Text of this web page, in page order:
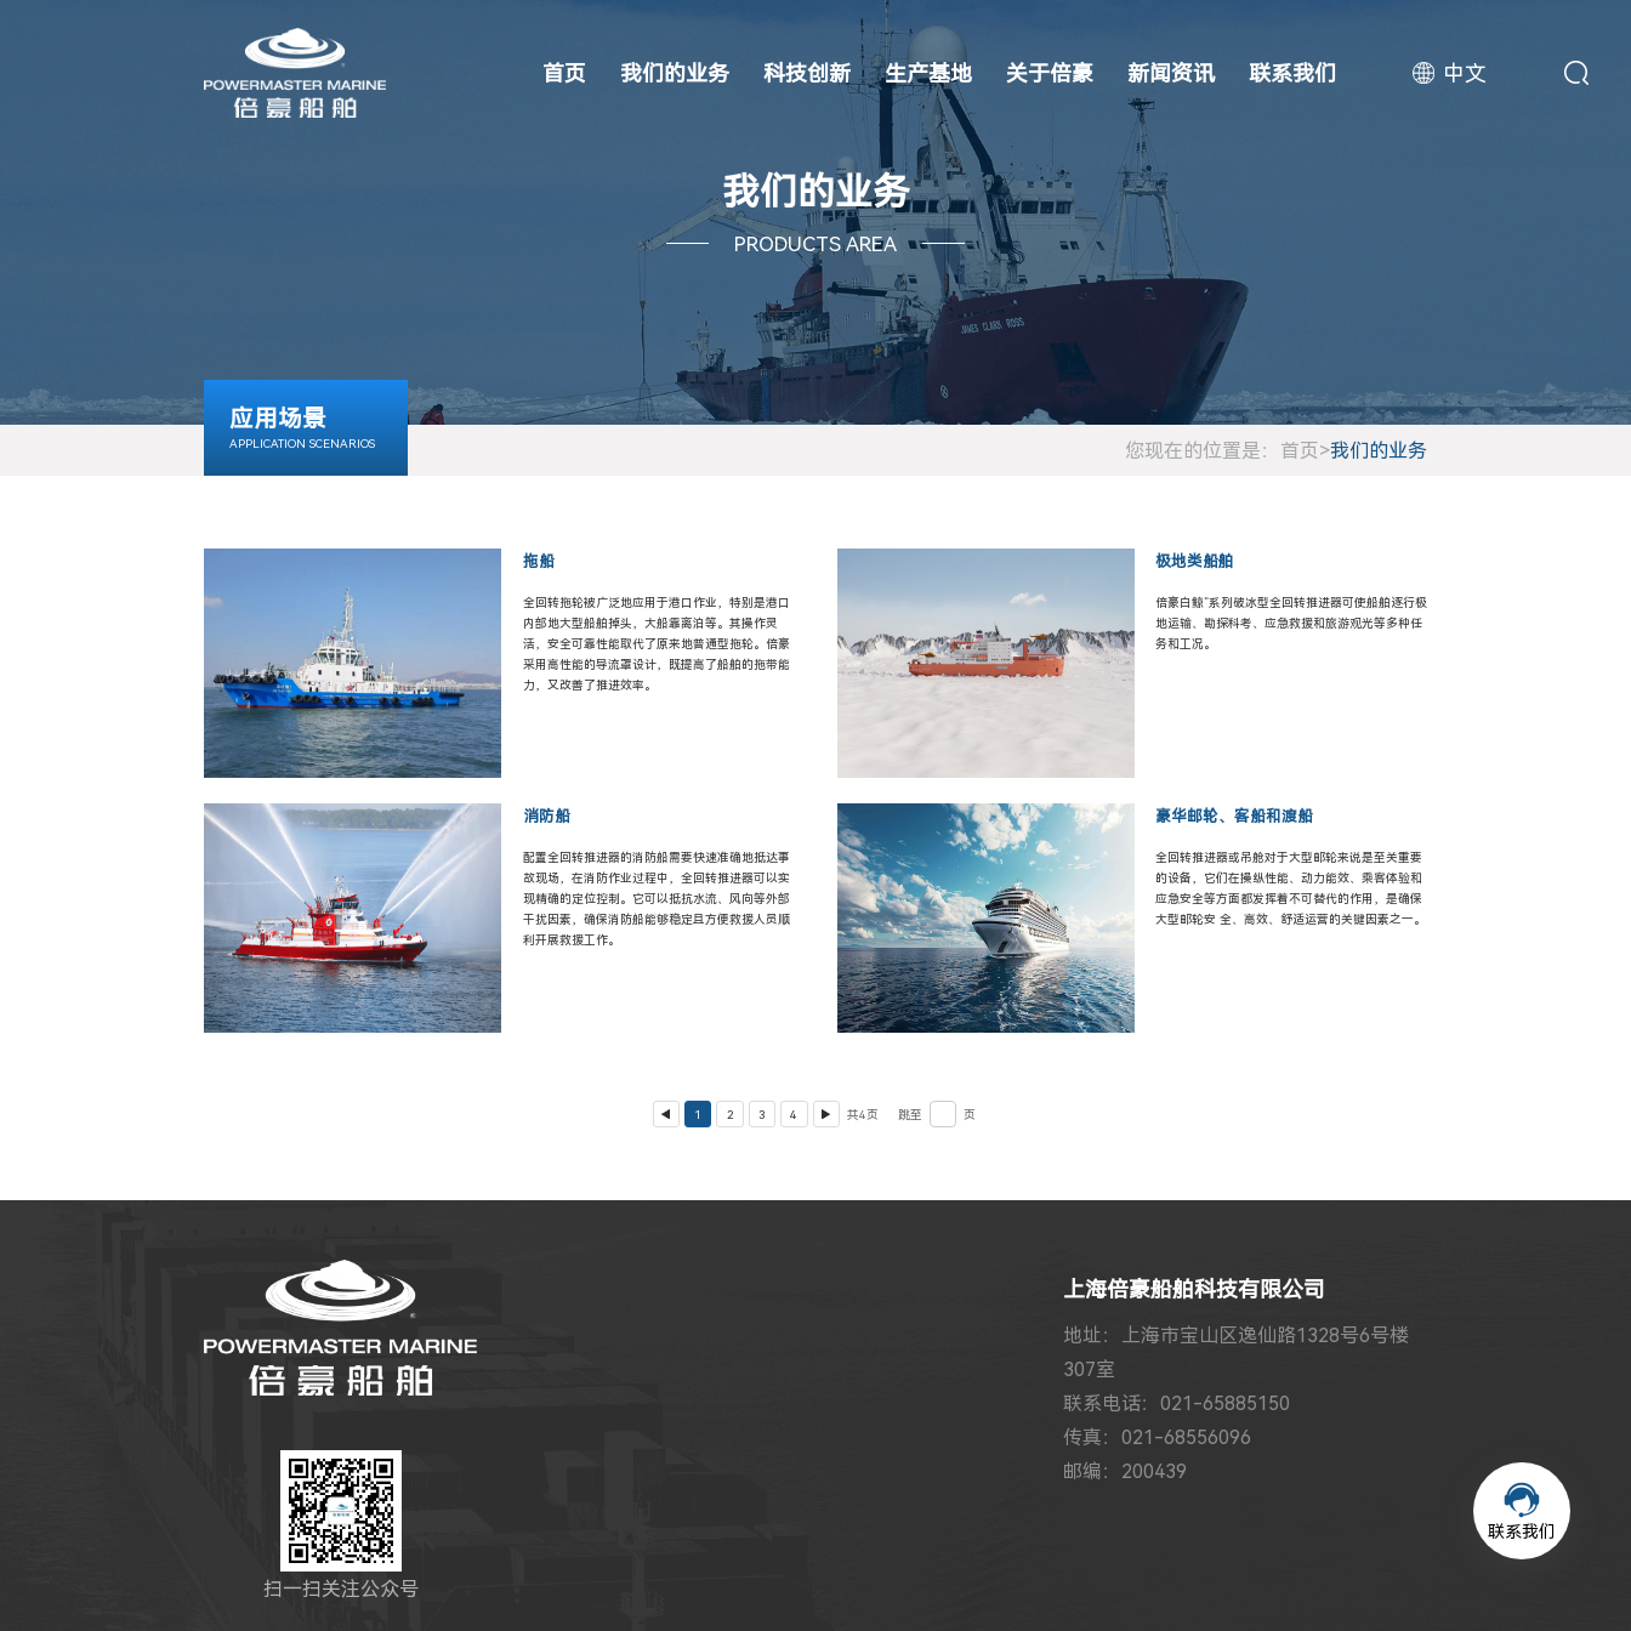
首页 我们的业务 科技创新 生产基地 关于倍豪 新闻资讯 联系我们 中文
我们的业务
PRODUCTS AREA
应用场景
APPLICATION SCENARIOS 您现在的位置是： 首页>我们的业务
拖船
全回转拖轮被广泛地应用于港口作业，特别是港口
内部地大型船舶掉头，大船靠离泊等。其操作灵
活，安全可靠性能取代了原来地普通型拖轮。倍豪
采用高性能的导流罩设计，既提高了船舶的拖带能
力，又改善了推进效率。
极地类船舶
倍豪白鲸”系列破冰型全回转推进器可使船舶逐行极
地运输、勘探科考、应急救援和旅游观光等多种任
务和工况。
消防船
配置全回转推进器的消防船需要快速准确地抵达事
故现场，在消防作业过程中，全回转推进器可以实
现精确的定位控制。它可以抵抗水流、风向等外部
干扰因素，确保消防船能够稳定且方便救援人员顺
利开展救援工作。
豪华邮轮、客船和渡船
全回转推进器或吊舱对于大型邮轮来说是至关重要
的设备，它们在操纵性能、动力能效、乘客体验和
应急安全等方面都发挥着不可替代的作用，是确保
大型邮轮安 全、高效、舒适运营的关键因素之一。
1 2 3 4 共4页 跳至 页
扫一扫关注公众号
上海倍豪船舶科技有限公司
地址：上海市宝山区逸仙路1328号6号楼
307室
联系电话：021-65885150
传真：021-68556096
邮编：200439
联系我们